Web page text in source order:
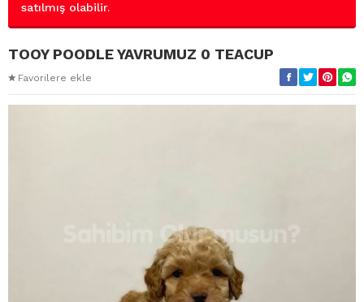
satılmış olabilir.
TOOY POODLE YAVRUMUZ 0 TEACUP
Favorilere ekle